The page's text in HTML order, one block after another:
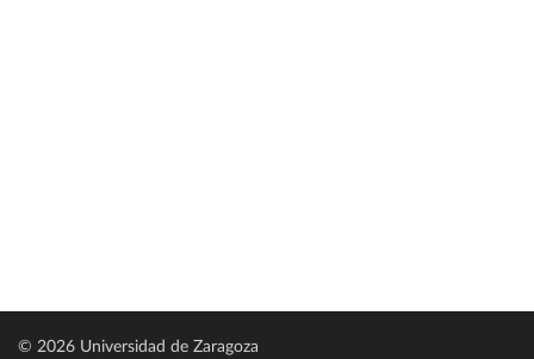
© 2026 Universidad de Zaragoza